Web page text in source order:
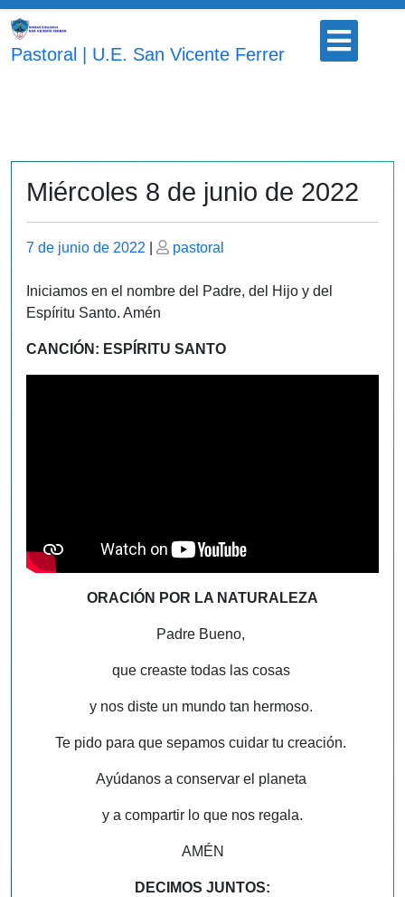
Saltar
contenido
Pastoral | U.E. San Vicente Ferrer
Botón
abrir
Miércoles 8 de junio de 2022
Publicado
7 de junio de 2022
Publicado
pastoral
Iniciamos en el nombre del Padre, del Hijo y del
Espíritu Santo. Amén
CANCIÓN: ESPÍRITU SANTO
ORACIÓN POR LA NATURALEZA
Padre Bueno,
que creaste todas las cosas
y nos diste un mundo tan hermoso.
Te pido para que sepamos cuidar tu creación.
Ayúdanos a conservar el planeta
y a compartir lo que nos regala.
AMÉN
DECIMOS JUNTOS: